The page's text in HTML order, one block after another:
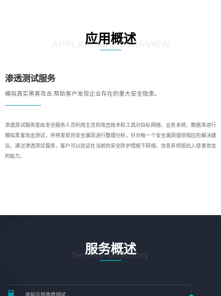
应用概述
APPLICATION OVERVIEW
渗透测试服务
模拟真实黑客攻击,帮助客户发现企业存在的重大安全隐患。
渗透测试服务是由安全服务人员利用主流的攻击技术和工具对目标网络、业务系统、数据库进行
模拟黑客攻击测试，并将发现的安全漏洞进行整理分析，针对每一个安全漏洞提供相应的解决建
议。通过渗透测试服务，客户可以验证在当前的安全防护措施下网络、信息系统抵抗入侵者攻击
的能力。
服务概述
Service Directory